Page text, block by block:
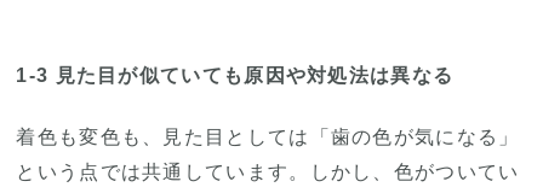
1-3 見た目が似ていても原因や対処法は異なる
着色も変色も、見た目としては「歯の色が気になる」
という点では共通しています。しかし、色がついてい